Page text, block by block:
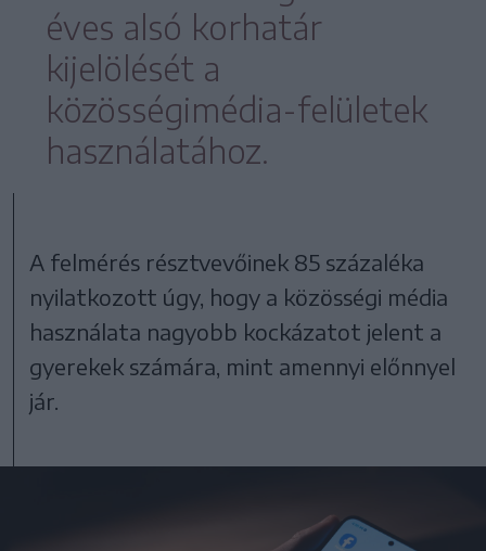
éves alsó korhatár
kijelölését a
közösségimédia-felületek
használatához.
A felmérés résztvevőinek 85 százaléka
nyilatkozott úgy, hogy a közösségi média
használata nagyobb kockázatot jelent a
gyerekek számára, mint amennyi előnnyel
jár.